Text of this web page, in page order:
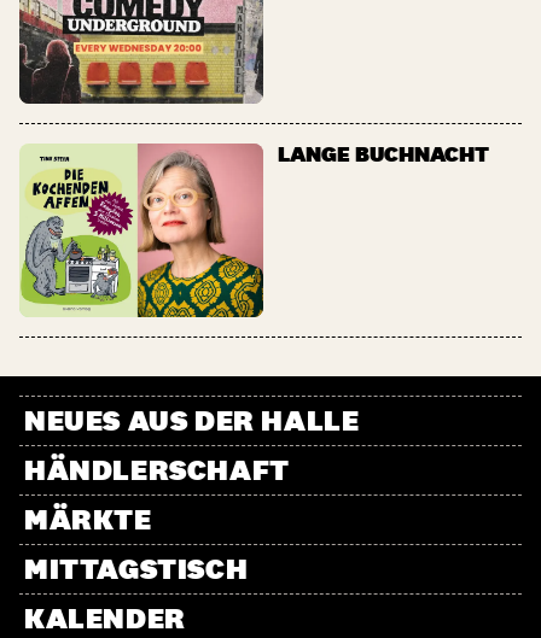
LANGE BUCHNACHT
NEUES AUS DER HALLE
HÄNDLERSCHAFT
MÄRKTE
MITTAGSTISCH
KALENDER